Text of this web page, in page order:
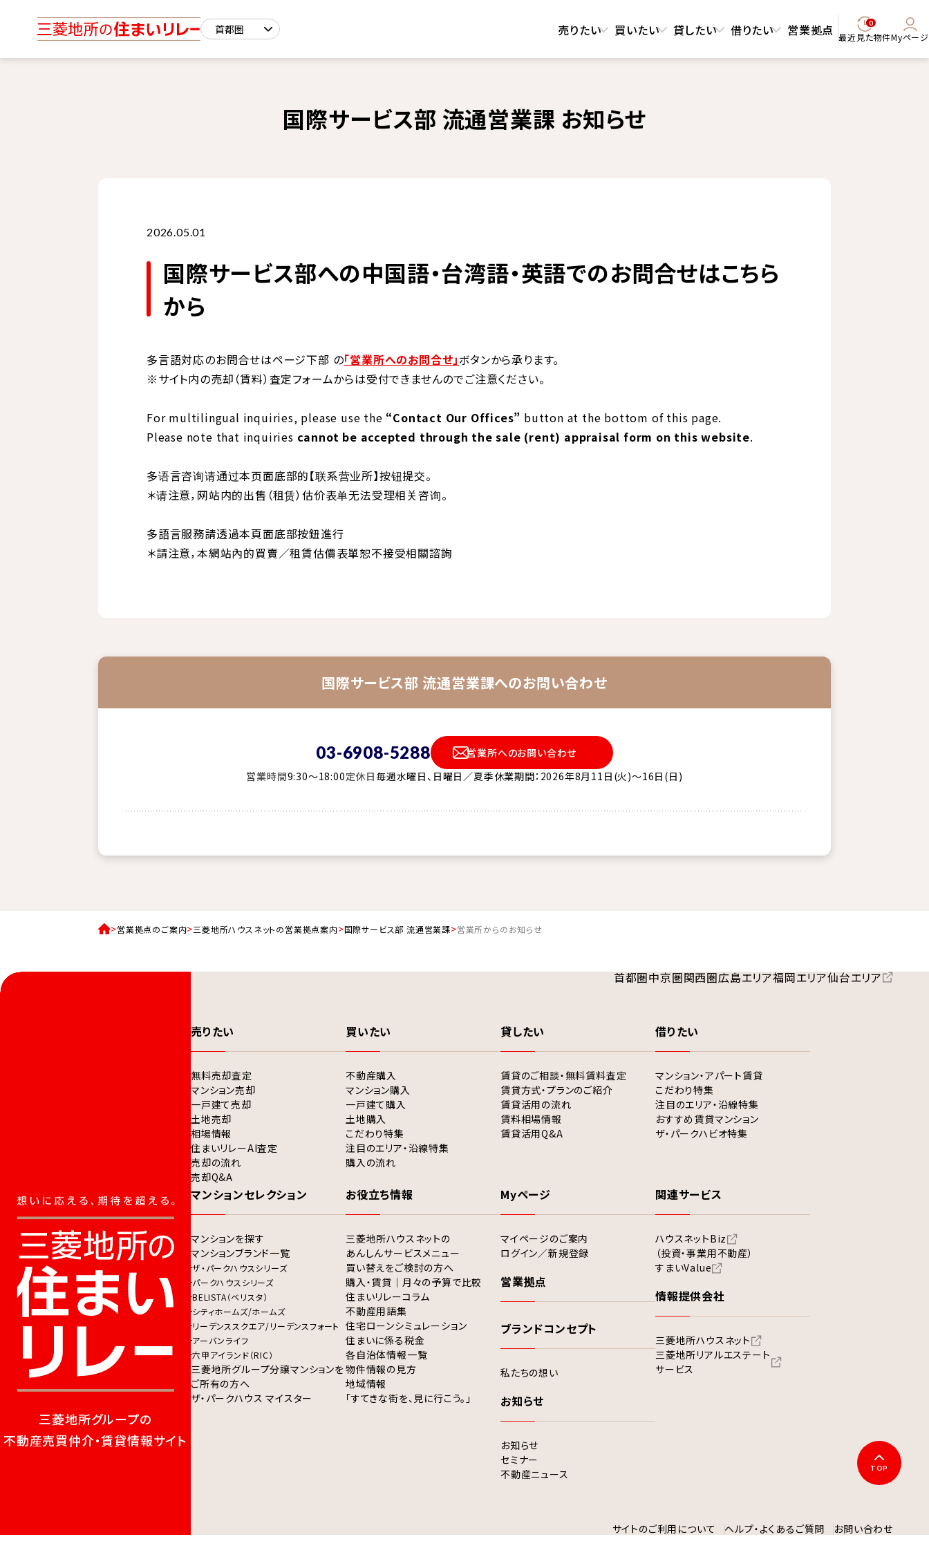
売りたい 買いたい 貸したい 借りたい 営業拠点 0
最近見た物件Myページ
国際サービス部 流通営業課 お知らせ
2026.05.01
国際サービス部への中国語・台湾語・英語でのお問合せはこちら
から
多言語対応のお問合せはページ下部 の「営業所へのお問合せ」ボタンから承ります。
※サイト内の売却（賃料）査定フォームからは受付できませんのでご注意ください。
For multilingual inquiries, please use the “Contact Our Offices” button at the bottom of this page.
Please note that inquiries cannot be accepted through the sale (rent) appraisal form on this website.
多语言咨询请通过本页面底部的【联系营业所】按钮提交。
＊请注意，网站内的出售（租赁）估价表单无法受理相关咨询。
多語言服務請透過本頁面底部按鈕進行
＊請注意，本網站內的買賣／租賃估價表單恕不接受相關諮詢
国際サービス部 流通営業課へのお問い合わせ
03-6908-5288
営業所へのお問い合わせ
営業時間9:30～18:00定休日 毎週水曜日、日曜日／夏季休業期間：2026年8月11日(火)～16日(日)
営業拠点のご案内 三菱地所ハウスネットの営業拠点案内 国際サービス部 流通営業課 営業所からのお知らせ
三菱地所グループの
不動産売買仲介・賃貸情報サイト
首都圏中京圏関西圏広島エリア福岡エリア仙台エリア
売りたい
無料売却査定
マンション売却
一戸建て売却
土地売却
相場情報
住まいリレーAI査定
売却の流れ
売却Q&A
買いたい
不動産購入
マンション購入
一戸建て購入
土地購入
こだわり特集
注目のエリア・沿線特集
購入の流れ
貸したい
賃貸のご相談・無料賃料査定
賃貸方式・プランのご紹介
賃貸活用の流れ
賃料相場情報
賃貸活用Q&A
借りたい
マンション・アパート賃貸
こだわり特集
注目のエリア・沿線特集
おすすめ賃貸マンション
ザ・パークハビオ特集
マンションセレクション
マンションを探す
マンションブランド一覧
ザ・パークハウスシリーズ
パークハウスシリーズ
BELISTA（ベリスタ）
シティホームズ/ホームズ
リーデンススクエア/リーデンスフォート
アーバンライフ
六甲アイランド（RIC）
三菱地所グループ分譲マンションを
ご所有の方へ
ザ・パークハウス マイスター
お役立ち情報
三菱地所ハウスネットの
あんしんサービスメニュー
買い替えをご検討の方へ
購入・賃貸｜月々の予算で比較
住まいリレーコラム
不動産用語集
住宅ローンシミュレーション
住まいに係る税金
各自治体情報一覧
物件情報の見方
地域情報
「すてきな街を、見に行こう。」
Myページ
マイページのご案内
ログイン／新規登録
営業拠点
ブランドコンセプト
私たちの想い
お知らせ
お知らせ
セミナー
不動産ニュース
関連サービス
ハウスネットBiz
（投資・事業用不動産）
すまいValue
情報提供会社
三菱地所ハウスネット
三菱地所リアルエステート
サービス
サイトのご利用について ヘルプ・よくあるご質問 お問い合わせ
TOP